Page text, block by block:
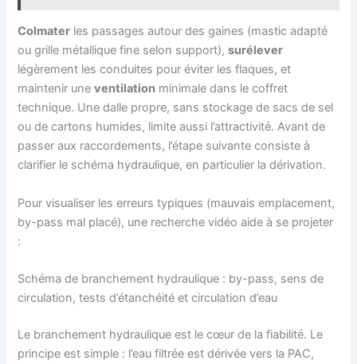
Colmater les passages autour des gaines (mastic adapté
ou grille métallique fine selon support),surélever
légèrement les conduites pour éviter les flaques, et
maintenir uneventilation minimale dans le coffret
technique. Une dalle propre, sans stockage de sacs de sel
ou de cartons humides, limite aussi l’attractivité. Avant de
passer aux raccordements, l’étape suivante consiste à
clarifier le schéma hydraulique, en particulier la dérivation.
Pour visualiser les erreurs typiques (mauvais emplacement,
by-pass mal placé), une recherche vidéo aide à se projeter
:
Schéma de branchement hydraulique : by-pass, sens de
circulation, tests d’étanchéité et circulation d’eau
Le branchement hydraulique est le cœur de la fiabilité. Le
principe est simple : l’eau filtrée est dérivée vers la PAC,